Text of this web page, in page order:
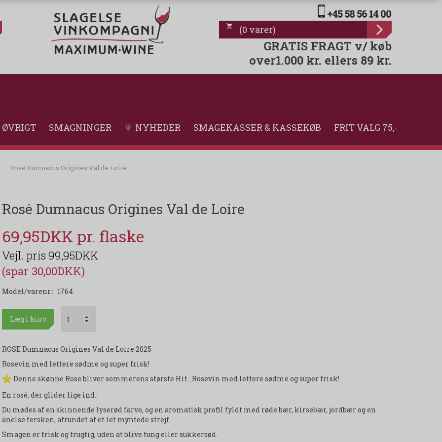
(0 varer)
GRATIS FRAGT v/ køb
over1.000 kr. ellers 89 kr.
ØVRIGT SMAGNINGER NYHEDER SMAGEKASSER & KASSEKØB FRIT VALG 75,-
Rosé Dumnacus Origines Val de Loire
Rosé Dumnacus Origines Val de Loire
69,95DKK
99,95DKK
(spar 30,00DKK)
Model/varenr.: 1764
Læg i kurv
ROSE Dumnacus Origines Val de Loire 2025
Rosevin med lettere sødme og super frisk!
Denne skønne Rose bliver sommerens største Hit...Rosevin med lettere sødme og super frisk!
En rosé, der glider lige ind..
Du mødes af en skinnende lyserød farve, og en aromatisk profil fyldt med røde bær, kirsebær, jordbær og en
anelse fersken, afrundet af et let myntede strejf.
Smagen er frisk og frugtig, uden at blive tung eller sukkersød.